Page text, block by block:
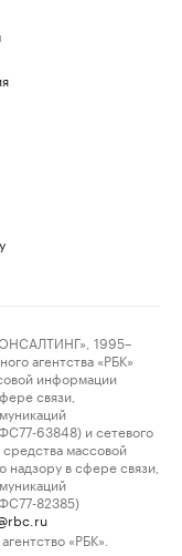
1995–
агентства «РБК»
информации
связи,
63848) и сетевого
массовой
в сфере связи,
82385)
«РБК».